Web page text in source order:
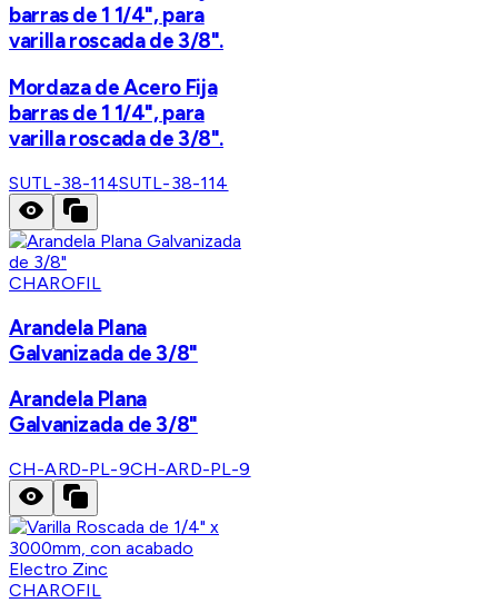
barras de 1 1/4", para
varilla roscada de 3/8".
Mordaza de Acero Fija
barras de 1 1/4", para
varilla roscada de 3/8".
SUTL-38-114SUTL-38-114
CHAROFIL
Arandela Plana
Galvanizada de 3/8"
Arandela Plana
Galvanizada de 3/8"
CH-ARD-PL-9CH-ARD-PL-9
CHAROFIL